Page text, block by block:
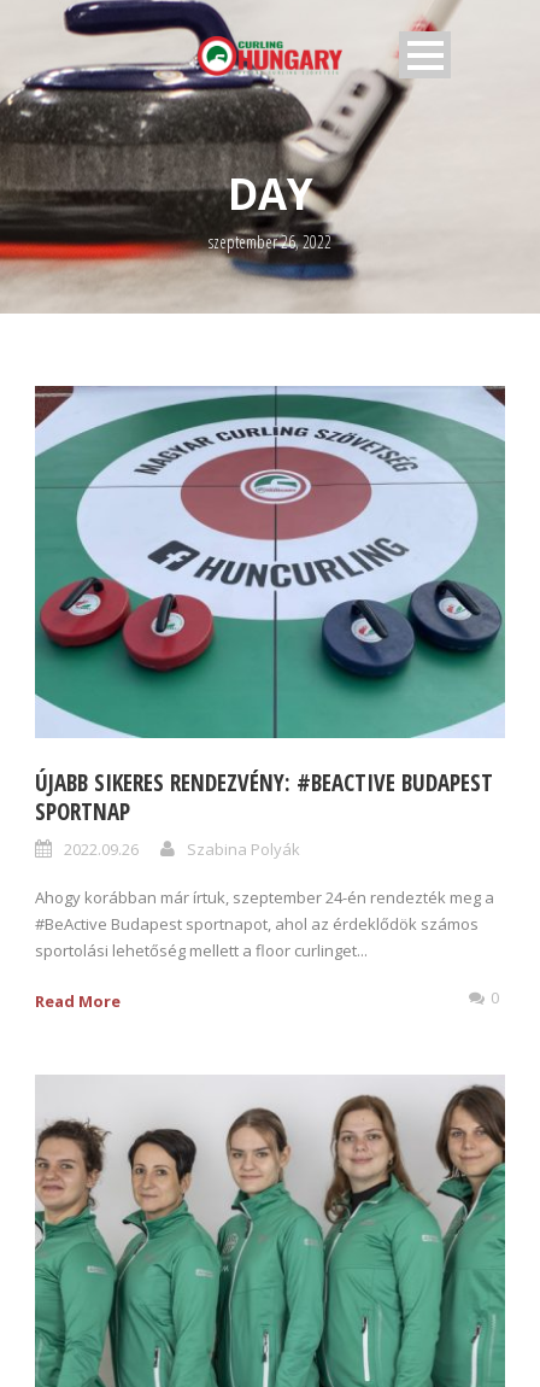
DAY
szeptember 26, 2022
ÚJABB SIKERES RENDEZVÉNY: #BEACTIVE BUDAPEST
SPORTNAP
2022.09.26 Szabina Polyák
Ahogy korábban már írtuk, szeptember 24-én rendezték meg a
#BeActive Budapest sportnapot, ahol az érdeklődök számos
sportolási lehetőség mellett a floor curlinget...
Read More 0